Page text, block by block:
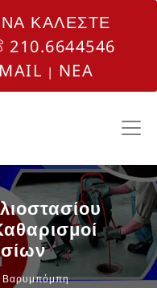
ΚΑΛΕΣΤΕ
210.6644546
| NEA
Βαρυμπόμπη